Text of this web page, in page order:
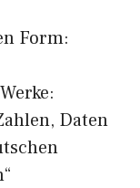
Form:
Daten